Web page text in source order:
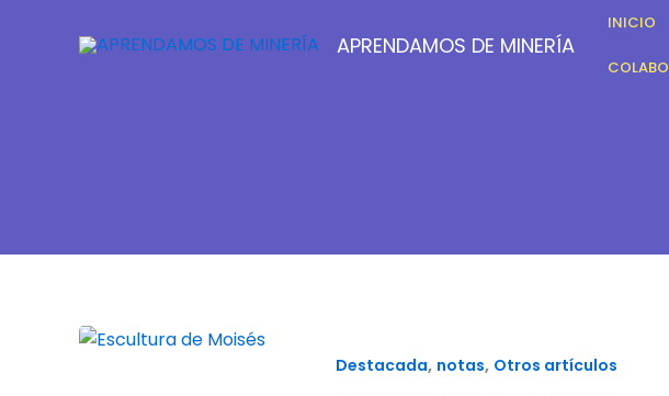
APRENDAMOS DE MINERÍA
INICIO
Destacada, notas, Otros artículos